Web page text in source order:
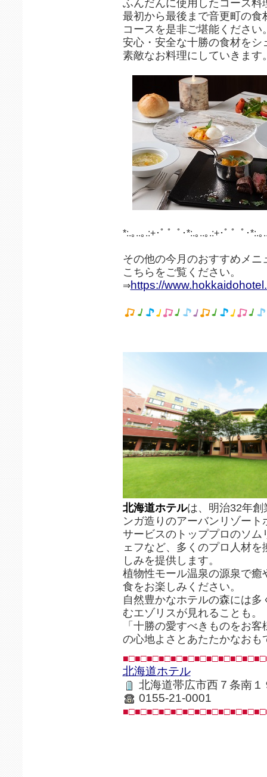
ふんだんに使用したコース料
最初から最後まで音更町の食
コースを是非ご堪能ください
安心・安全な十勝の食材をシ
素敵なお料理にしていきます
*:.｡..｡.:+･ﾟ ゜ﾟ･*:.｡..｡.:+･ﾟ ゜ﾟ･*:.｡
その他の今月のおすすめメニ
こちらをご覧ください。
⇒https://
北海道ホテルは、明治32年創
ンガ造りのアーバンリゾート
サービスのトッププロのソ
ェフなど、多くのプロ人材
しみを提供します。
植物性モール温泉の源泉で
食をお楽しみください。
自然豊かなホテルの森には
むエゾリスが見れることも。
「十勝の愛すべきものをお
の心地よさとあたたかなお
北海道ホテル
北海道帯広市西７条南１
0155-21-0001